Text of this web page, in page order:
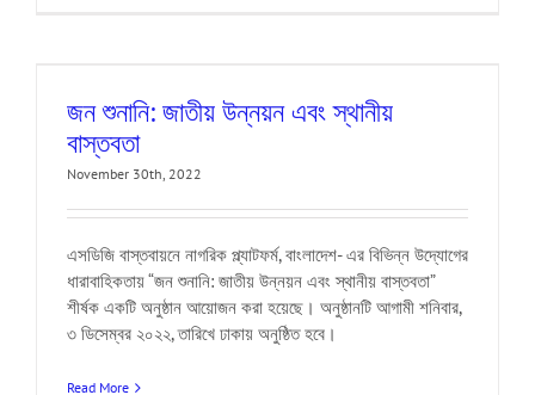
জন শুনানি: জাতীয় উন্নয়ন এবং স্থানীয়
বাস্তবতা
November 30th, 2022
এসডিজি বাস্তবায়নে নাগরিক প্ল্যাটফর্ম, বাংলাদেশ- এর বিভিন্ন উদ্যোগের
ধারাবাহিকতায় “জন শুনানি: জাতীয় উন্নয়ন এবং স্থানীয় বাস্তবতা”
শীর্ষক একটি অনুষ্ঠান আয়োজন করা হয়েছে। অনুষ্ঠানটি আগামী শনিবার,
৩ ডিসেম্বর ২০২২, তারিখে ঢাকায় অনুষ্ঠিত হবে।
Read More